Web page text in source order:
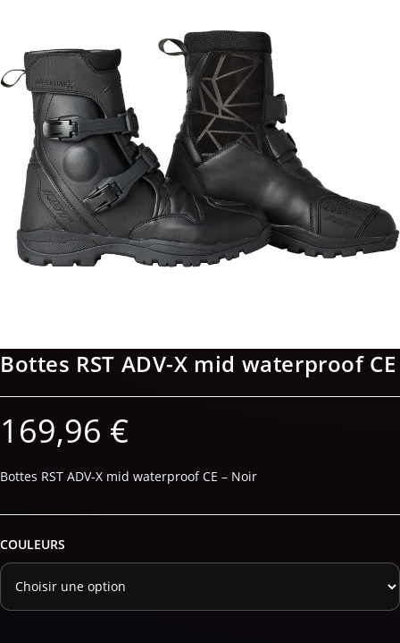
Bottes RST ADV-X mid waterproof CE
169,96 €
Bottes RST ADV-X mid waterproof CE – Noir
COULEURS